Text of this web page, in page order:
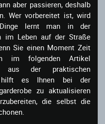
aber passieren, deshalb
Wer vorbereitet ist, wird
lernt man in der
im Leben auf der Straße
Sie einen Moment Zeit
im folgenden Artikel
aus der praktischen
hilft es Ihnen bei der
zu aktualisieren
die selbst die